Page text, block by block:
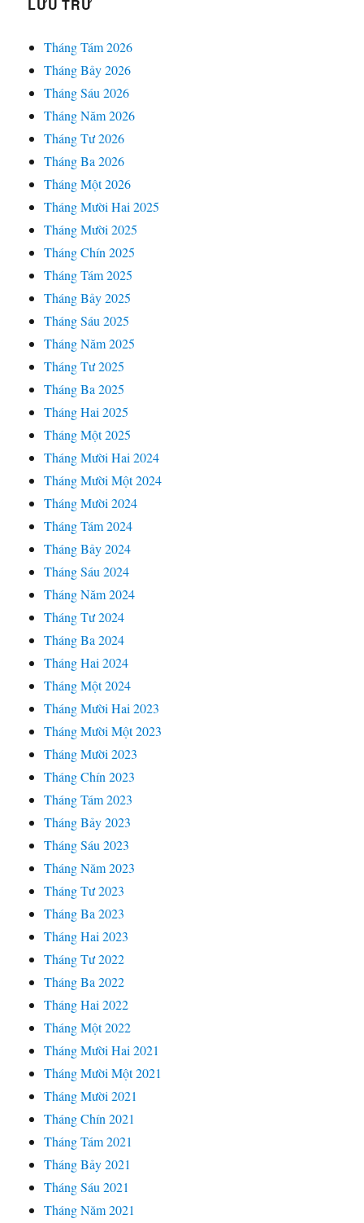
LƯU TRỮ
Tháng Tám 2026
Tháng Bảy 2026
Tháng Sáu 2026
Tháng Năm 2026
Tháng Tư 2026
Tháng Ba 2026
Tháng Một 2026
Tháng Mười Hai 2025
Tháng Mười 2025
Tháng Chín 2025
Tháng Tám 2025
Tháng Bảy 2025
Tháng Sáu 2025
Tháng Năm 2025
Tháng Tư 2025
Tháng Ba 2025
Tháng Hai 2025
Tháng Một 2025
Tháng Mười Hai 2024
Tháng Mười Một 2024
Tháng Mười 2024
Tháng Tám 2024
Tháng Bảy 2024
Tháng Sáu 2024
Tháng Năm 2024
Tháng Tư 2024
Tháng Ba 2024
Tháng Hai 2024
Tháng Một 2024
Tháng Mười Hai 2023
Tháng Mười Một 2023
Tháng Mười 2023
Tháng Chín 2023
Tháng Tám 2023
Tháng Bảy 2023
Tháng Sáu 2023
Tháng Năm 2023
Tháng Tư 2023
Tháng Ba 2023
Tháng Hai 2023
Tháng Tư 2022
Tháng Ba 2022
Tháng Hai 2022
Tháng Một 2022
Tháng Mười Hai 2021
Tháng Mười Một 2021
Tháng Mười 2021
Tháng Chín 2021
Tháng Tám 2021
Tháng Bảy 2021
Tháng Sáu 2021
Tháng Năm 2021